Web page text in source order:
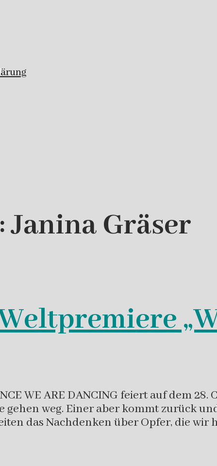
Janina Gräser
Weltpremiere
WE ARE DANCING feiert auf dem
weg. Einer aber kommt zurück
das Nachdenken über Opfer, die